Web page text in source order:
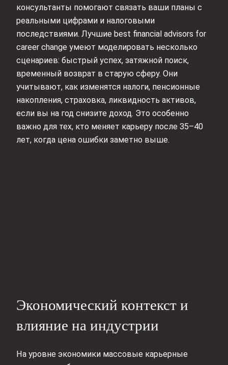
консультанты помогают связать ваши планы с
реальными цифрами и налоговыми
последствиями. Лучшие best financial advisors for
career change умеют моделировать несколько
сценариев: быстрый успех, затяжной поиск,
временный возврат в старую сферу. Они
учитывают, как изменятся налоги, пенсионные
накопления, страховка, ликвидность активов,
если вы на год снизите доход. Это особенно
важно для тех, кто меняет карьеру после 35–40
лет, когда цена ошибки заметно выше.
Экономический контекст и
влияние на индустрии
На уровне экономики массовые карьерные